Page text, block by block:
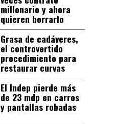
millonario y ahora
quieren borrarlo
Grasa de cadáveres,
el controvertido
procedimiento para
restaurar curvas
El Indep pierde más
de 23 mdp en carros
y pantallas robadas